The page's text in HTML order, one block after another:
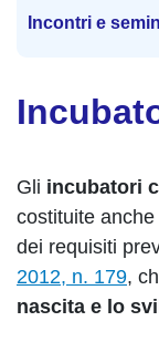
Gli incubatori
costituite
dei requisiti
2012, n. 179,
nascita e lo
Incontri e